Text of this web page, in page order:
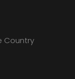
Country